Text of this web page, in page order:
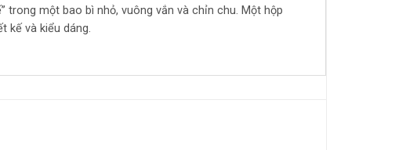
trong một bao bì nhỏ, vuông vắn và chỉn chu. Một hộp
kế và kiểu dáng.